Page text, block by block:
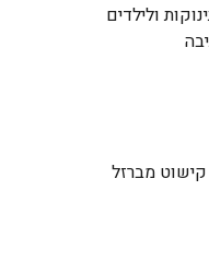
ולילדים
מברזל